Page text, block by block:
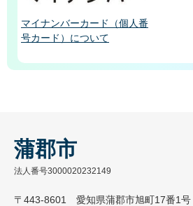
マイナンバーカード（個人番
号カード）について
蒲郡市
法人番号3000020232149
〒443-8601 愛知県蒲郡市旭町17番1号